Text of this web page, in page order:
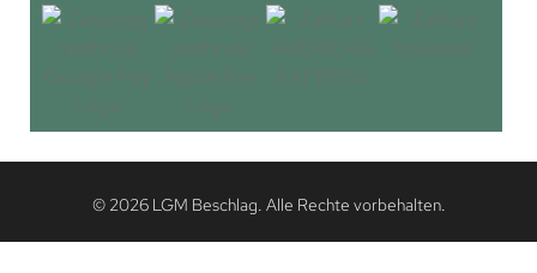
© 2026 LGM Beschlag. Alle Rechte vorbehalten.